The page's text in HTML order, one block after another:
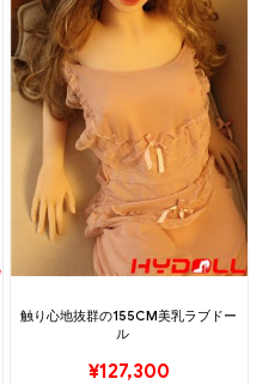
触り心地抜群の155CM美乳ラブドー
ル
¥127,300